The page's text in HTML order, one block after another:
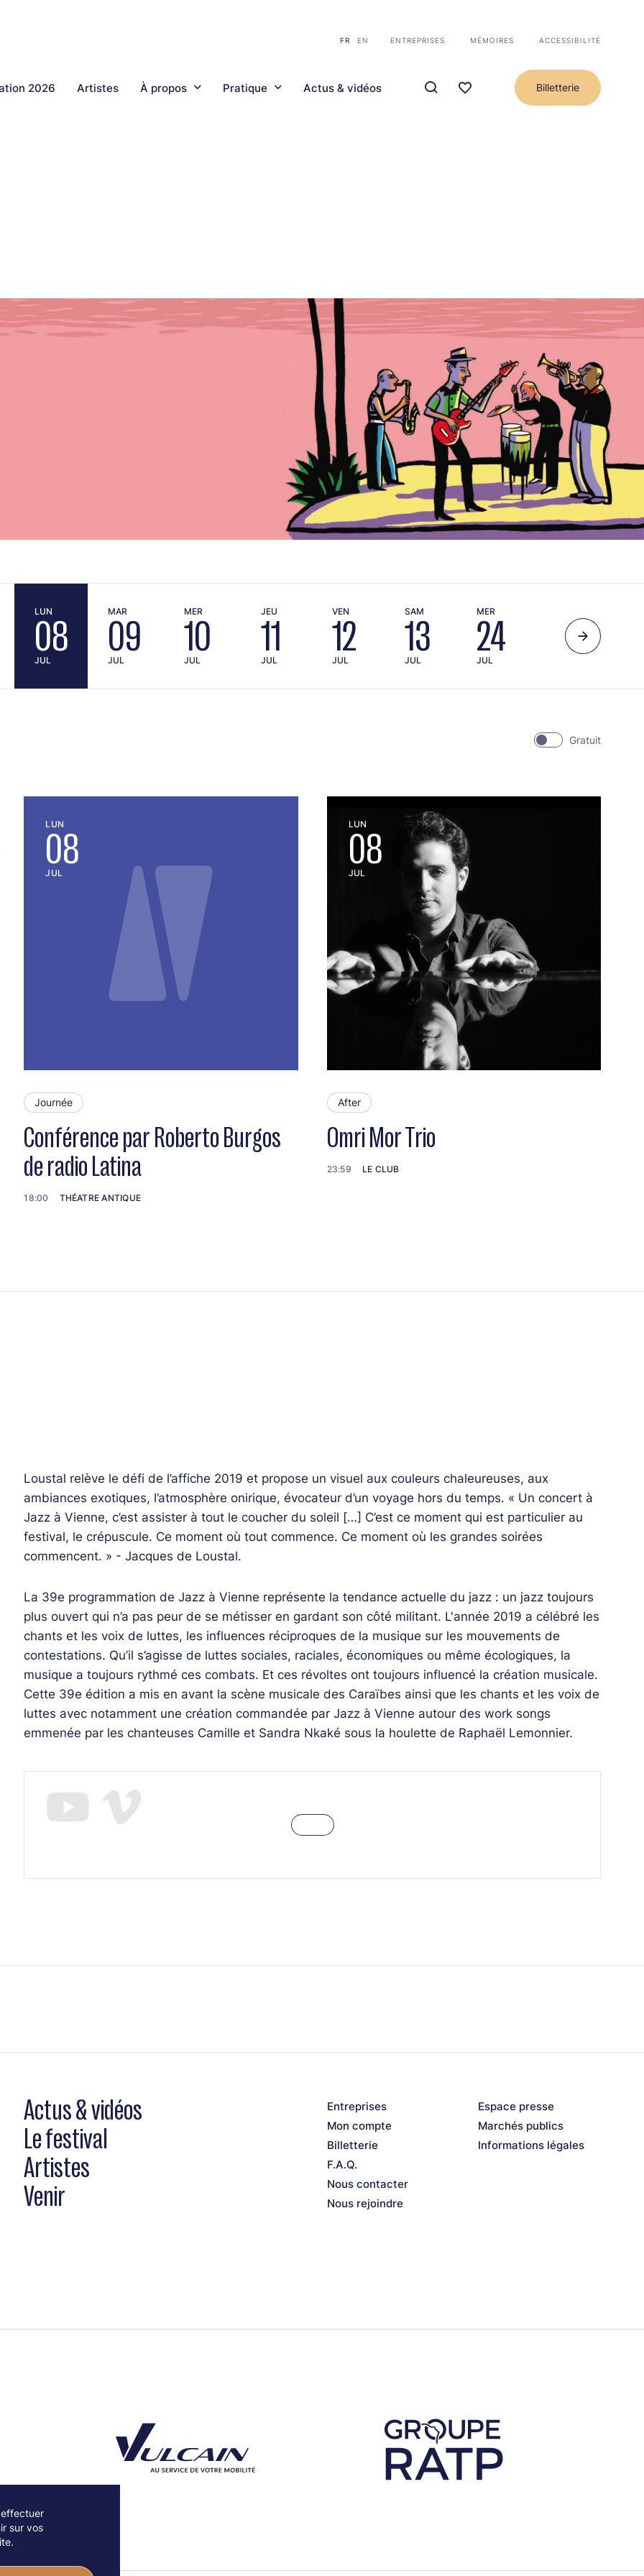
FR EN ENTREPRISES MÉMOIRES ACCESSIBILITÉ
2026 Artistes À propos Pratique Actus & vidéos Billetterie
sur vos
LUN
08
JUL
MAR
09
JUL
MER
10
JUL
JEU
11
JUL
VEN
12
JUL
SAM
13
JUL
MER
24
JUL
Gratuit
LUN
08
JUL
Journée
Conférence par Roberto Burgos
de radio Latina
18:00 THÉATRE ANTIQUE
LUN
08
JUL
After
Omri Mor Trio
23:59 LE CLUB
Loustal relève le défi de l’affiche 2019 et propose un visuel aux couleurs chaleureuses, aux
ambiances exotiques, l’atmosphère onirique, évocateur d’un voyage hors du temps. « Un concert à
Jazz à Vienne, c’est assister à tout le coucher du soleil […] C’est ce moment qui est particulier au
festival, le crépuscule. Ce moment où tout commence. Ce moment où les grandes soirées
commencent. » - Jacques de Loustal.
La 39e programmation de Jazz à Vienne représente la tendance actuelle du jazz : un jazz toujours
plus ouvert qui n’a pas peur de se métisser en gardant son côté militant. L'année 2019 a célébré les
chants et les voix de luttes, les influences réciproques de la musique sur les mouvements de
contestations. Qu’il s’agisse de luttes sociales, raciales, économiques ou même écologiques, la
musique a toujours rythmé ces combats. Et ces révoltes ont toujours influencé la création musicale.
Cette 39e édition a mis en avant la scène musicale des Caraïbes ainsi que les chants et les voix de
luttes avec notamment une création commandée par Jazz à Vienne autour des work songs
emmenée par les chanteuses Camille et Sandra Nkaké sous la houlette de Raphaël Lemonnier.
Actus & vidéos
Le festival
Artistes
Venir
Entreprises
Mon compte
Billetterie
F.A.Q.
Nous contacter
Nous rejoindre
Espace presse
Marchés publics
Informations légales